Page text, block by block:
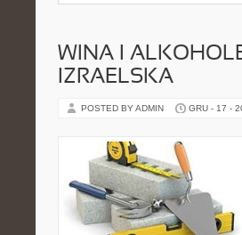
WINA I
IZRAELSKA
POSTED BY ADMIN GRU - 17 -